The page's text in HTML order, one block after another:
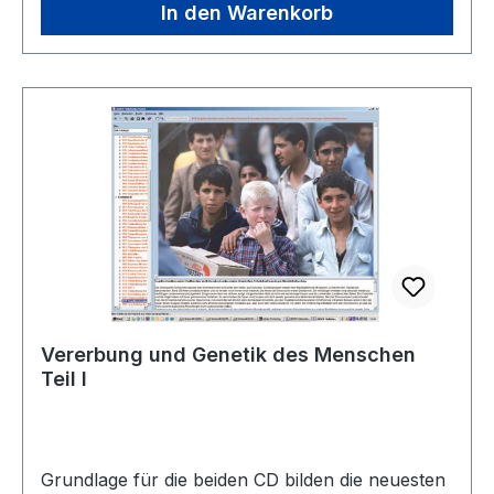
Gründe für die Inanspruchnahme genetischer
Beratung, fruchtschädigende Wirkungen auf den
Blutsverwandtschaft, Verhaltensgenetik, und
zahlreiche Bildbeispiele aus der
Zwillingsforschung, Stammbäume von
Merkmalsträgern.Neues, hervorragendes
Bildmaterial dient der visuellen
Informationsvermittlung, die ausführlichen
Erläuterungstexte tragen den didaktischen
Erfordernissen eines modernen Unterrichts
Rechnung.Interaktive Lehr- und Lernmedien auf
CD-ROM Erlaeuterung-Interaktive CD-ROM.pdf
In den Warenkorb
Vererbung und Genetik des Menschen
Teil I
Grundlage für die beiden CD bilden die neuesten